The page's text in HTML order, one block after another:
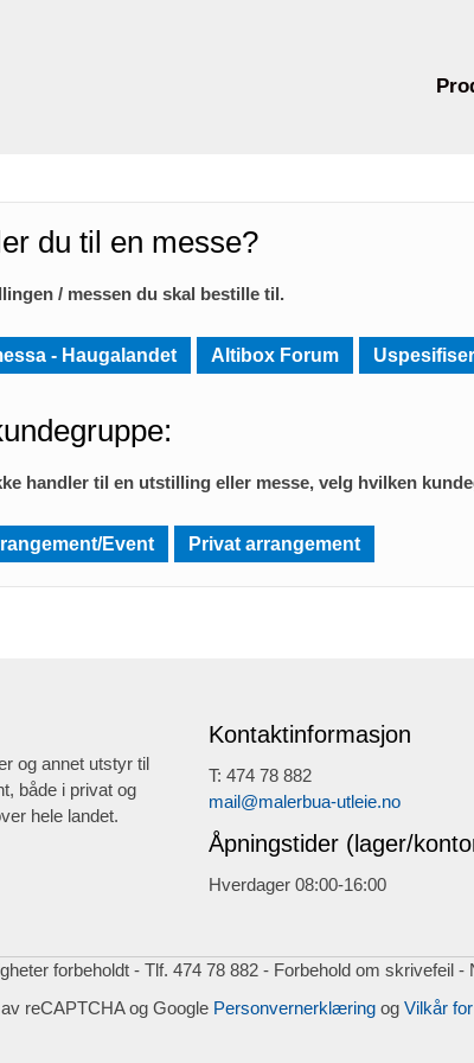
du til en messe?
/ messen du skal bestille til.
- Haugalandet Altibox Forum
handler til en utstilling eller messe, velg hvilken
Event Privat arrangement
og annet utstyr til
både i privat og
hele landet.
Kontaktinformasjon
T: 474 78 882
mail@malerbua-utleie.no
Åpningstider (lager/
Hverdager 08:00-16:00
forbeholdt - Tlf. 474 78 882 - Forbehold om skrivefeil -
reCAPTCHA og GooglePersonvernerklæringogVilkår